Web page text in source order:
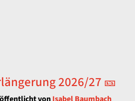
2026/27 🎫